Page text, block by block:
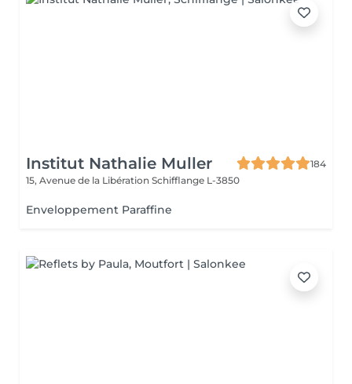
Institut Nathalie Muller
184
15, Avenue de la Libération Schifflange L-3850
Enveloppement Paraffine